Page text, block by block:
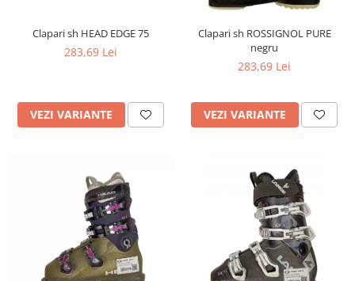
Bețe sh adulți
Bețe sh copii
Bețe noi modele feminine
Clapari sh HEAD EDGE 75
283,69 Lei
VEZI VARIANTE
Clapari sh ROSSIGNOL PURE
negru
283,69 Lei
VEZI VARIANTE